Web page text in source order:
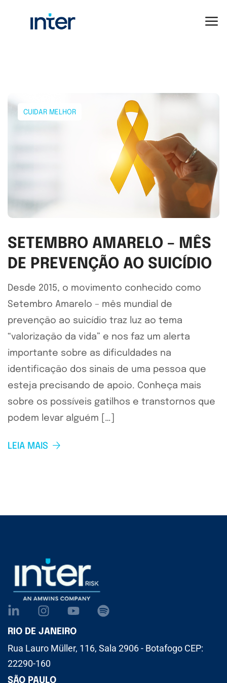
CUIDAR MELHOR
SETEMBRO AMARELO – MÊS
DE PREVENÇÃO AO SUICÍDIO
Desde 2015, o movimento conhecido como
Setembro Amarelo – mês mundial de
prevenção ao suicídio traz luz ao tema
“valorização da vida” e nos faz um alerta
importante sobre as dificuldades na
identificação dos sinais de uma pessoa que
esteja precisando de apoio. Conheça mais
sobre os possíveis gatilhos e transtornos que
podem levar alguém […]
LEIA MAIS
RIO DE JANEIRO
Rua Lauro Müller, 116, Sala 2906 - Botafogo CEP:
22290-160
SÃO PAULO